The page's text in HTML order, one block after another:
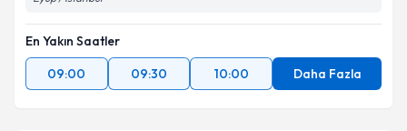
En Yakın Saatler
09:00
09:30 10:00 Daha Fazla